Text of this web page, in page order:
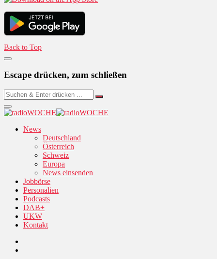
Back to Top
Escape drücken, zum schließen
News
Deutschland
Österreich
Schweiz
Europa
News einsenden
Jobbörse
Personalien
Podcasts
DAB+
UKW
Kontakt